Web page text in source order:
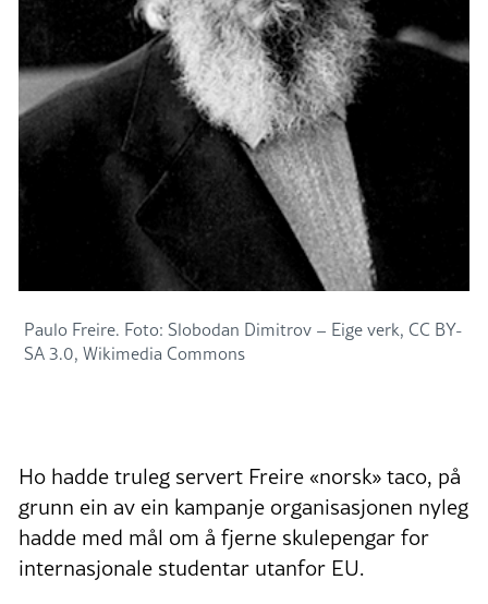
Paulo Freire. Foto: Slobodan Dimitrov – Eige verk, CC BY-
SA 3.0, Wikimedia Commons
Ho hadde truleg servert Freire «norsk» taco, på
grunn ein av ein kampanje organisasjonen nyleg
hadde med mål om å fjerne skulepengar for
internasjonale studentar utanfor EU.